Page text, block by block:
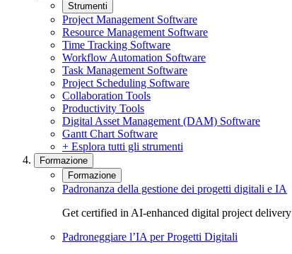
Strumenti
Project Management Software
Resource Management Software
Time Tracking Software
Workflow Automation Software
Task Management Software
Project Scheduling Software
Collaboration Tools
Productivity Tools
Digital Asset Management (DAM) Software
Gantt Chart Software
+ Esplora tutti gli strumenti
Formazione
Formazione
Padronanza della gestione dei progetti digitali e IA
Get certified in AI-enhanced digital project delivery
Padroneggiare l’IA per Progetti Digitali